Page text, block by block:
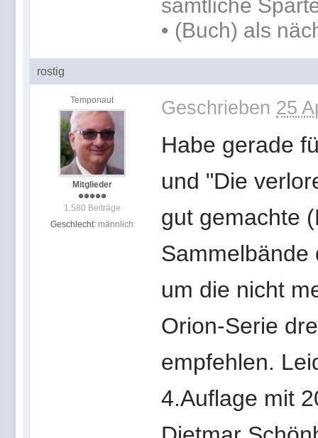
sämtliche
• (Buch) als
rostig
Temponaut
Mitglieder
1.580 Beiträge
Geschlecht: männlich
Geschrieben 25
Habe gerade
und "Die
gut gemachte
Sammelbände
um die nicht
Orion-Serie
empfehlen.
4.Auflage mit